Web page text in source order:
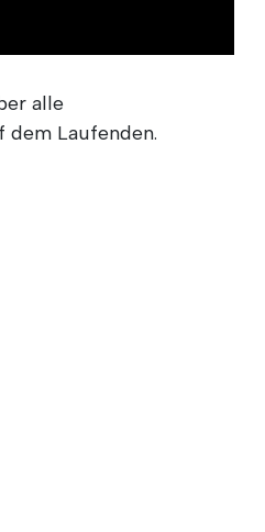
alle
Laufenden.